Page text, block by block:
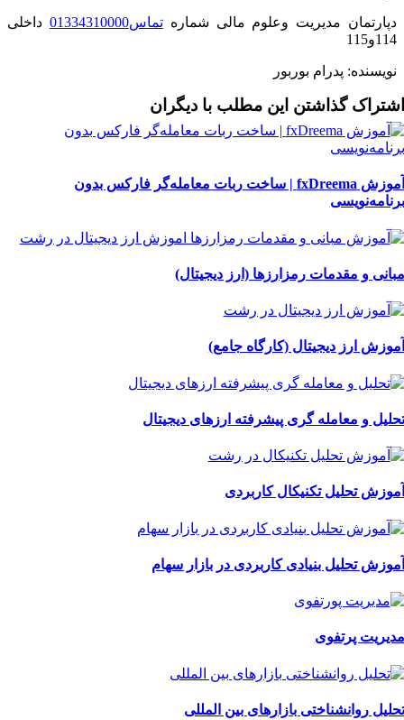
دپارتمان مدیریت وعلوم مالی شمارهتماس01334310000
داخلی
114و115
نویسنده: پدرام بوربور
اشتراک گذاشتن این مطلب با دیگران
آموزش fxDreema | ساخت ربات معامله‌گر فارکس بدون
برنامه‌نویسی
مبانی و مقدمات رمزارزها (ارز دیجیتال)
آموزش ارز دیجیتال (کارگاه جامع)
تحلیل و معامله گری پیشرفته ارزهای دیجیتال
آموزش تحلیل تکنیکال کاربردی
آموزش تحلیل بنیادی کاربردی در بازار سهام
مدیریت پرتفوی
تحلیل روانشناختی بازارهای بین المللی